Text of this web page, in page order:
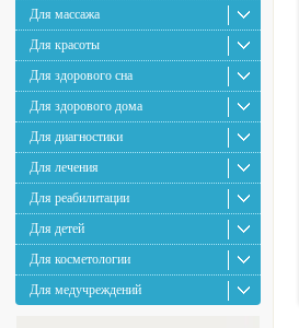
Для массажа
Для красоты
Для здорового сна
Для здорового дома
Для диагностики
Для лечения
Для реабилитации
Для детей
Для косметологии
Для медучреждений